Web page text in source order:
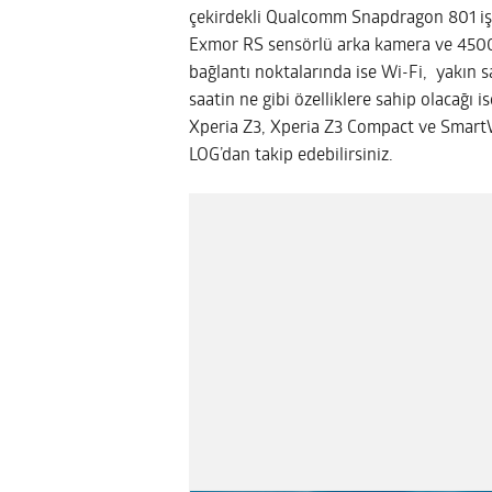
çekirdekli Qualcomm Snapdragon 801
Exmor RS sensörlü arka kamera ve
bağlantı noktalarında ise Wi-Fi, yakın
saatin ne gibi özelliklere sahip olacağı
Xperia Z3, Xperia Z3 Compact ve
LOG’dan takip edebilirsiniz.